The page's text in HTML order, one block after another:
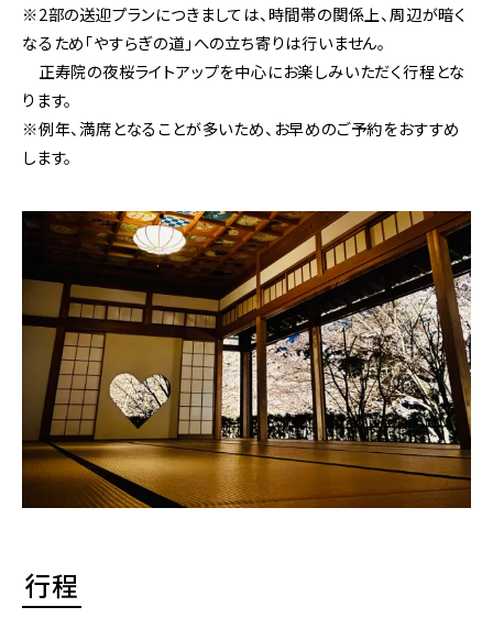
※2部の送迎プランにつきましては、時間帯の関係上、周辺が暗く
なるため「やすらぎの道」への立ち寄りは行いません。
正寿院の夜桜ライトアップを中心にお楽しみいただく行程とな
ります。
※例年、満席となることが多いため、お早めのご予約をおすすめ
します。
行程